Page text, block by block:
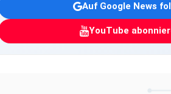
Auf Google News
YouTube